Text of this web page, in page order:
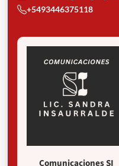
+5493446375118
Comunicaciones SI